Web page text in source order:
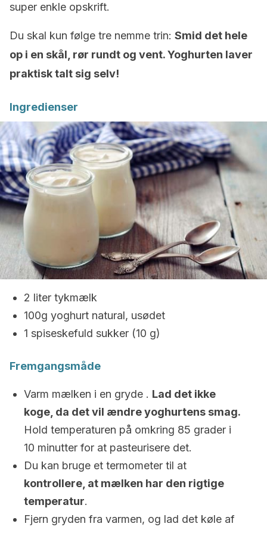
super enkle opskrift.
Du skal kun følge tre nemme trin: Smid det hele
op i en skål, rør rundt og vent. Yoghurten laver
praktisk talt sig selv!
Ingredienser
2 liter tykmælk
100g yoghurt natural, usødet
1 spiseskefuld sukker (10 g)
Fremgangsmåde
Varm mælken i en gryde . Lad det ikke
koge, da det vil ændre yoghurtens smag.
Hold temperaturen på omkring 85 grader i
10 minutter for at pasteurisere det.
Du kan bruge et termometer til at
kontrollere, at mælken har den rigtige
temperatur.
Fjern gryden fra varmen, og lad det køle af